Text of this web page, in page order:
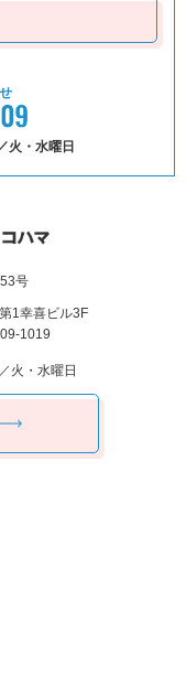
火・水曜日
号
1幸喜ビル3F
1019
・水曜日